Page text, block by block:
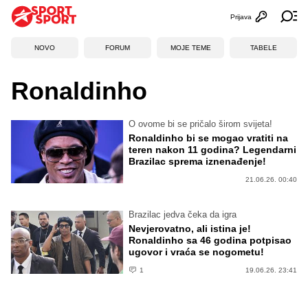
Otvori
Prijava
NOVO FORUM MOJE TEME TABELE
Ronaldinho
O ovome bi se pričalo širom svijeta!
Ronaldinho bi se mogao vratiti na
teren nakon 11 godina? Legendarni
Brazilac sprema iznenađenje!
21.06.26. 00:40
Brazilac jedva čeka da igra
Nevjerovatno, ali istina je!
Ronaldinho sa 46 godina potpisao
ugovor i vraća se nogometu!
1 19.06.26. 23:41